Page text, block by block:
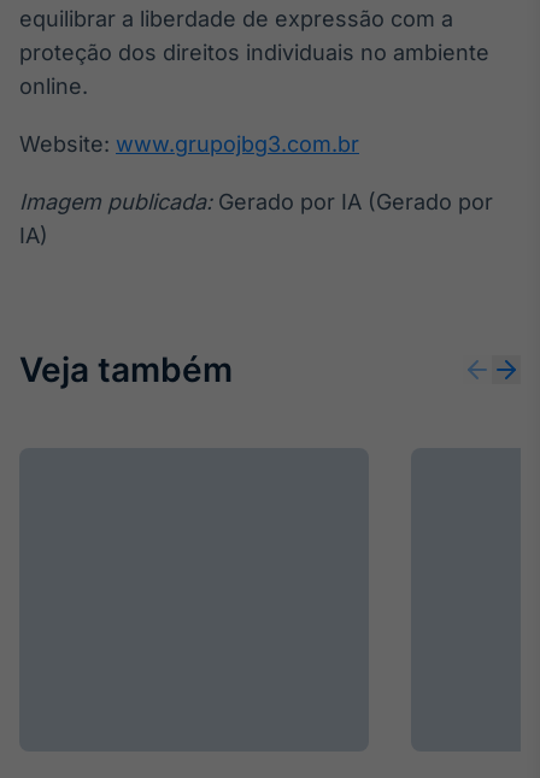
Gestão de
Investimentos
Tokenização
de ativos
equilibrar a liberdade de expressão com a
proteção dos direitos individuais no ambiente
online.
Website: www.grupojbg3.com.br
Imagem publicada:Gerado por IA (Gerado por
IA)
Veja também